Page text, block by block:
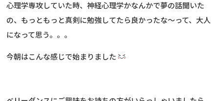
心理学専攻していた時、神経心理学かなんかで夢の話聞いた
の、もっともっと真剣に勉強してたら良かったな～って、大人
になって思う。。。
今朝はこんな感じで始まりました